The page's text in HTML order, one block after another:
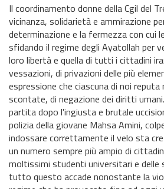
Il coordinamento donne della Cgil del
vicinanza, solidarietà e ammirazione
determinazione e la fermezza con cui
sfidando il regime degli Ayatollah per
loro libertà e quella di tutti i cittadini
vessazioni, di privazioni delle più
espressione che ciascuna di noi
scontate, di negazione dei diritti
partita dopo l'ingiusta e brutale
polizia della giovane Mahsa Amini,
indossare correttamente il velo sta
un numero sempre più ampio di
moltissimi studenti universitari e delle
tutto questo accade nonostante la